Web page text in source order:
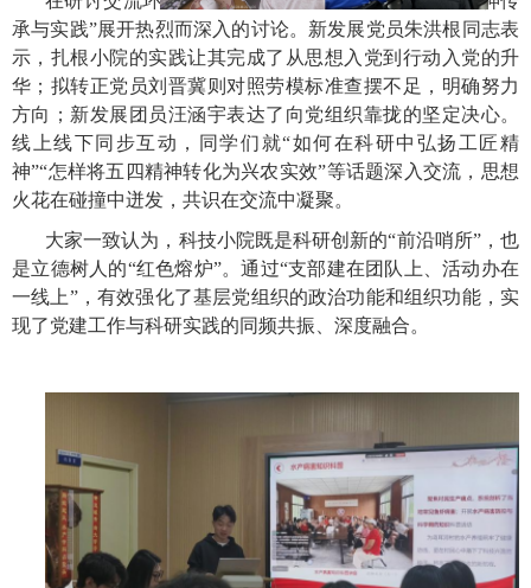
承与实践”展开热烈而深入的讨论。新发展党员朱洪根同志表
示，扎根小院的实践让其完成了从思想入党到行动入党的升
华；拟转正党员刘晋冀则对照劳模标准查摆不足，明确努力
方向；新发展团员汪涵宇表达了向党组织靠拢的坚定决心。
线上线下同步互动，同学们就“如何在科研中弘扬工匠精
神”“怎样将五四精神转化为兴农实效”等话题深入交流，思想
火花在碰撞中迸发，共识在交流中凝聚。
大家一致认为，科技小院既是科研创新的“前沿哨所”，也
是立德树人的“红色熔炉”。通过“支部建在团队上、活动办在
一线上”，有效强化了基层党组织的政治功能和组织功能，实
现了党建工作与科研实践的同频共振、深度融合。